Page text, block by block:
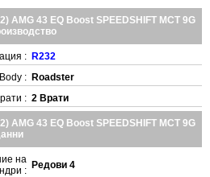
AMG 43 EQ Boost SPEEDSHIFT MCT 9G
: R232
Body : Roadster
: 2 Врати
AMG 43 EQ Boost SPEEDSHIFT MCT 9G
на
: Редови 4